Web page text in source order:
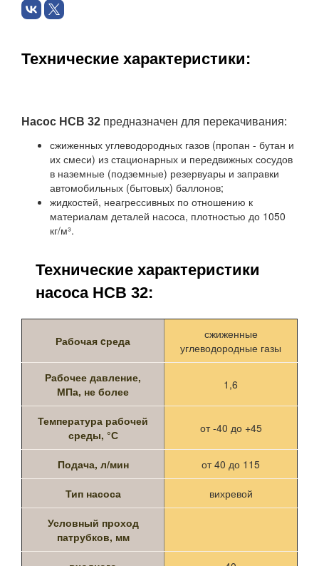
Технические характеристики:
Насос НСВ 32 предназначен для перекачивания:
сжиженных углеводородных газов (пропан - бутан и
их смеси) из стационарных и передвижных сосудов
в наземные (подземные) резервуары и заправки
автомобильных (бытовых) баллонов;
жидкостей, неагрессивных по отношению к
материалам деталей насоса, плотностью до 1050
кг/м³.
Технические характеристики
насоса НСВ 32:
Рабочая cреда
сжиженные
углеводородные газы
Рабочее давление,
МПа, не более
1,6
Температура рабочей
среды, °С
от -40 до +45
Подача, л/мин от 40 до 115
Тип насоса вихревой
Условный проход
патрубков, мм